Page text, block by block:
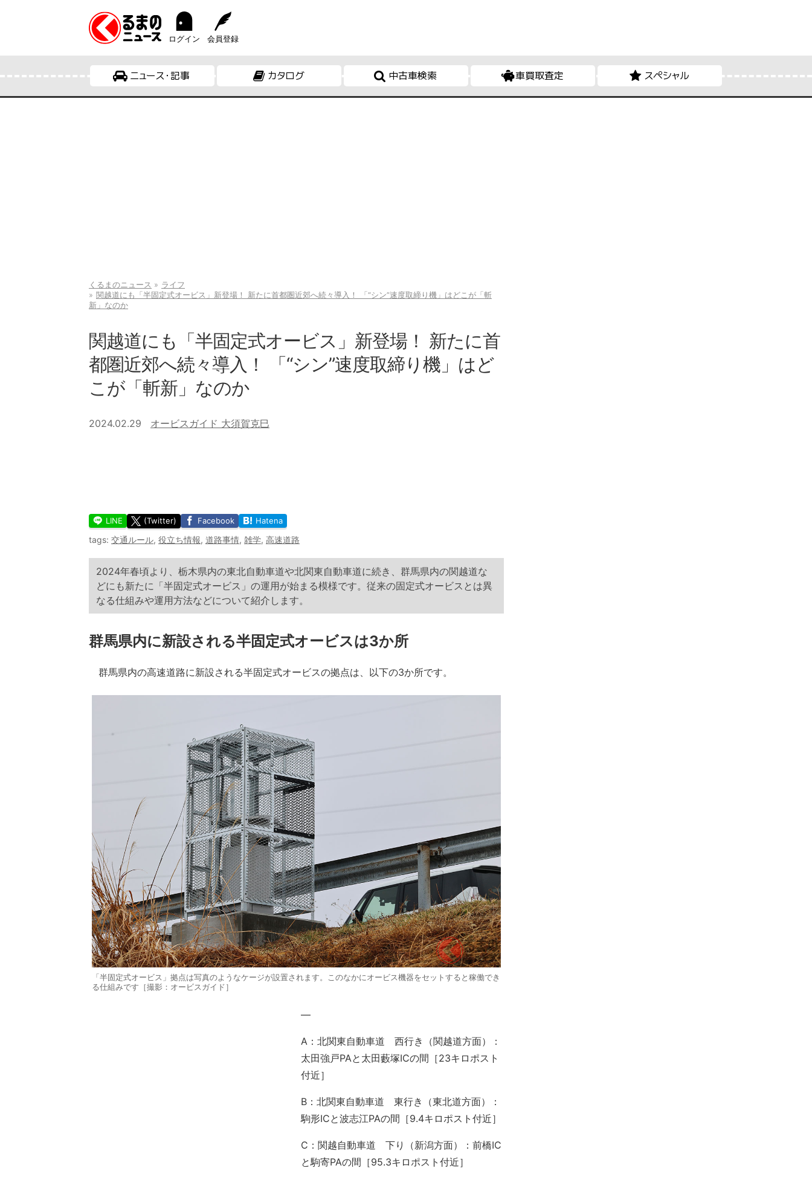
ログイン 会員登録
ニュース・記事 カタログ 中古車検索 車買取査定 スペシャル
くるまのニュース
ライフ
関越道にも「半固定式オービス」新登場！ 新たに首都圏近郊へ続々導入！ 「“シン”速度取締り機」はどこが「斬
新」なのか
関越道にも「半固定式オービス」新登場！ 新たに首
都圏近郊へ続々導入！ 「“シン”速度取締り機」はど
こが「斬新」なのか
2024.02.29 オービスガイド 大須賀克巳
LINE (Twitter) Facebook Hatena
tags: 交通ルール, 役立ち情報, 道路事情, 雑学, 高速道路
2024年春頃より、栃木県内の東北自動車道や北関東自動車道に続き、群馬県内の関越道な
どにも新たに「半固定式オービス」の運用が始まる模様です。従来の固定式オービスとは異
なる仕組みや運用方法などについて紹介します。
群馬県内に新設される半固定式オービスは3か所
群馬県内の高速道路に新設される半固定式オービスの拠点は、以下の3か所です。
「半固定式オービス」拠点は写真のようなケージが設置されます。このなかにオービス機器をセットすると稼働でき
る仕組みです［撮影：オービスガイド］
—
A：北関東自動車道 西行き（関越道方面）：
太田強戸PAと太田藪塚ICの間［23キロポスト
付近］
B：北関東自動車道 東行き（東北道方面）：
駒形ICと波志江PAの間［9.4キロポスト付近］
C：関越自動車道 下り（新潟方面）：前橋IC
と駒寄PAの間［95.3キロポスト付近］